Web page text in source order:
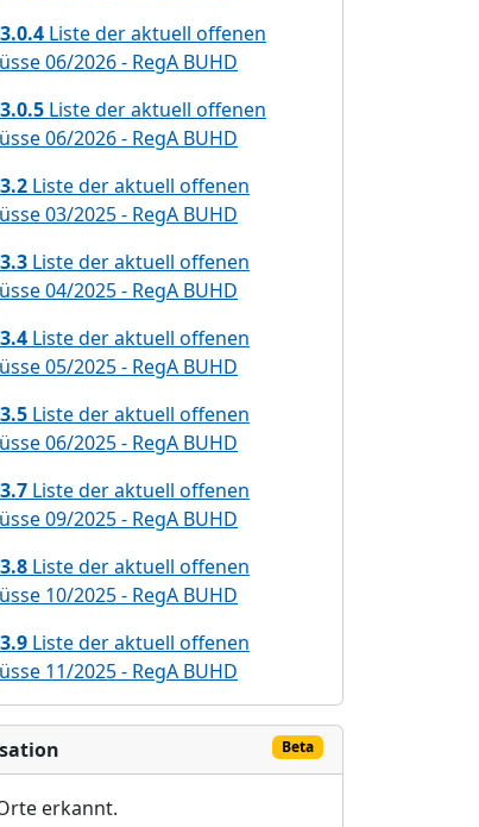
Liste der aktuell offenen
06/2026 - RegA BUHD
Liste der aktuell offenen
06/2026 - RegA BUHD
Liste der aktuell offenen
03/2025 - RegA BUHD
Liste der aktuell offenen
04/2025 - RegA BUHD
Liste der aktuell offenen
05/2025 - RegA BUHD
Liste der aktuell offenen
06/2025 - RegA BUHD
Liste der aktuell offenen
09/2025 - RegA BUHD
Liste der aktuell offenen
10/2025 - RegA BUHD
Liste der aktuell offenen
11/2025 - RegA BUHD
Beta
erkannt.